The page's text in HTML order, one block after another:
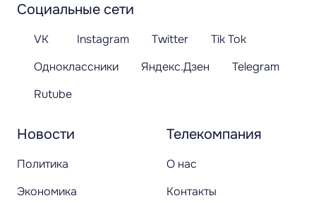
Новости
Политика
Экономика
Телекомпания
О нас
Контакты
Социальные сети
VK Instagram Twitter
Tik Tok
Одноклассники
Яндекс.Дзен
Telegram
Rutube